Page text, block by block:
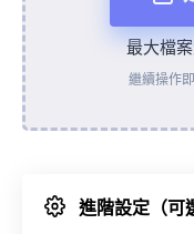
來
來
最大檔
繼續操作
進階設定（可